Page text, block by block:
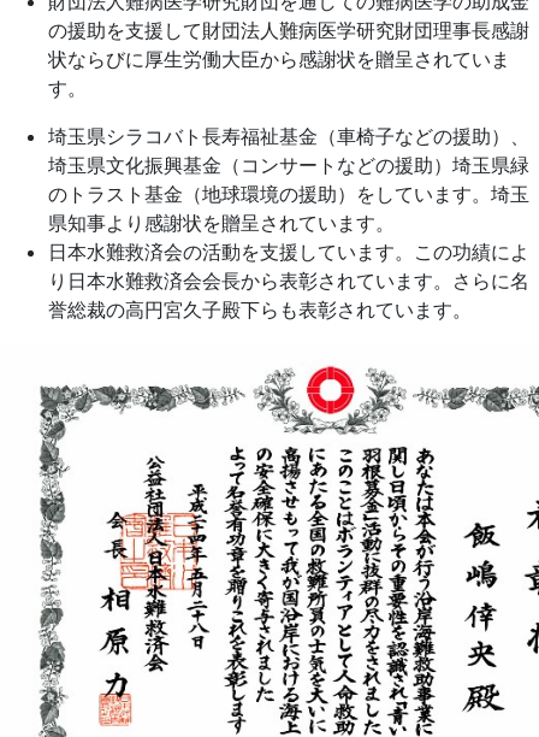
の援助を支援して財団法人難病医学研究財団理事長感謝
状ならびに厚生労働大臣から感謝状を贈呈されていま
す。
埼玉県シラコバト長寿福祉基金（車椅子などの援助）、
埼玉県文化振興基金（コンサートなどの援助）埼玉県緑
のトラスト基金（地球環境の援助）をしています。埼玉
県知事より感謝状を贈呈されています。
日本水難救済会の活動を支援しています。この功績によ
り日本水難救済会会長から表彰されています。さらに名
誉総裁の高円宮久子殿下らも表彰されています。